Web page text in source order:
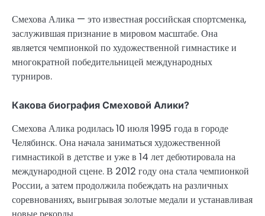
Смехова Алика — это известная российская спортсменка,
заслужившая признание в мировом масштабе. Она
является чемпионкой по художественной гимнастике и
многократной победительницей международных
турниров.
Какова биография Смеховой Алики?
Смехова Алика родилась 10 июля 1995 года в городе
Челябинск. Она начала заниматься художественной
гимнастикой в детстве и уже в 14 лет дебютировала на
международной сцене. В 2012 году она стала чемпионкой
России, а затем продолжила побеждать на различных
соревнованиях, выигрывая золотые медали и устанавливая